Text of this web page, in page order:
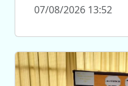
07/08/2026 13:52